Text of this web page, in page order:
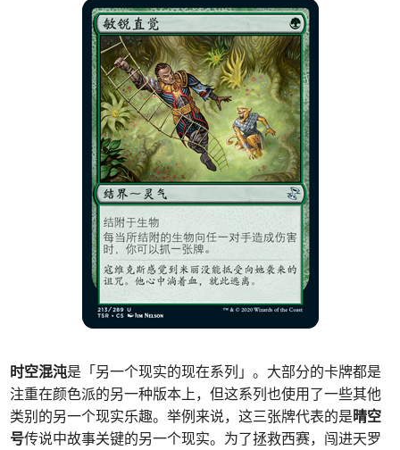
时空混沌是「另一个现实的现在系列」。大部分的卡牌都是
注重在颜色派的另一种版本上，但这系列也使用了一些其他
类别的另一个现实乐趣。举例来说，这三张牌代表的是晴空
号传说中故事关键的另一个现实。为了拯救西赛，闯进天罗